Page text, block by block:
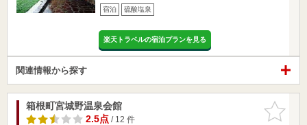
宿泊 硫酸塩泉
楽天トラベルの宿泊プランを見る
関連情報から探す
お気に入
りに追加
箱根町宮城野温泉会館
2.5点/ 12 件